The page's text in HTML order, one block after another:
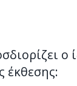
έκθεσης: